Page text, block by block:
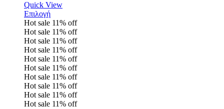
Quick View
Επιλογή
Hot sale 11% off
Hot sale 11% off
Hot sale 11% off
Hot sale 11% off
Hot sale 11% off
Hot sale 11% off
Hot sale 11% off
Hot sale 11% off
Hot sale 11% off
Hot sale 11% off